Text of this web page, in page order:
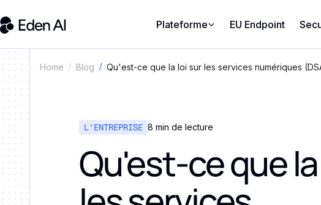
Plateforme EU Endpoint
Home Blog Qu'est-ce que la loi sur les services numériques
L'ENTREPRISE 8 min de lecture
Qu'est-ce que